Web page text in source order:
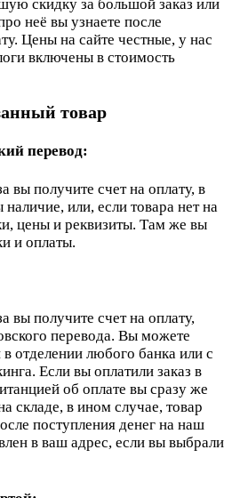
скидку за большой заказ или
неё вы узнаете после
Цены на сайте честные, у нас
включены в стоимость
товар
перевод:
вы получите счет на оплату, в
или, если товара нет на
цены и реквизиты. Там же вы
и оплаты.
вы получите счет на оплату,
перевода. Вы можете
отделении любого банка или с
Если вы оплатили заказ в
об оплате вы сразу же
складе, в ином случае, товар
поступления денег на наш
в ваш адрес, если вы выбрали